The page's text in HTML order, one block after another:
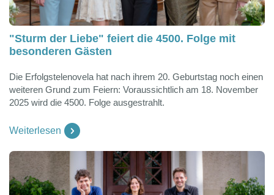
"Sturm der Liebe" feiert die 4500. Folge mit
besonderen Gästen
Die Erfolgstelenovela hat nach ihrem 20. Geburtstag noch einen
weiteren Grund zum Feiern: Voraussichtlich am 18. November
2025 wird die 4500. Folge ausgestrahlt.
Weiterlesen